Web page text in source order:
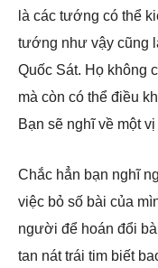
là các tướng có thể
tướng như vậy cũng
Quốc Sát. Họ không
mà còn có thể điều
Bạn sẽ nghĩ về một
Chắc hẳn bạn nghĩ
việc bỏ số bài của
người để hoán đổi
tan nát trái tim biết